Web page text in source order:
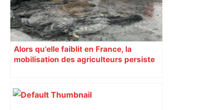
Alors qu’elle faiblit en France, la
mobilisation des agriculteurs persiste